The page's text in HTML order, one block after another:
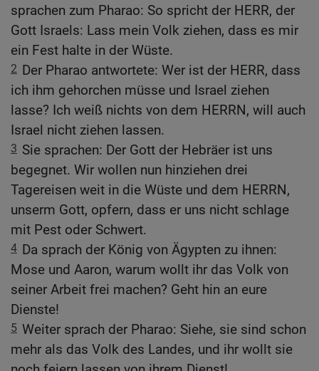
sprachen zum Pharao: So spricht der HERR, der
Gott Israels: Lass mein Volk ziehen, dass es mir
ein Fest halte in der Wüste.
2 Der Pharao antwortete: Wer ist der HERR, dass
ich ihm gehorchen müsse und Israel ziehen
lasse? Ich weiß nichts von dem HERRN, will auch
Israel nicht ziehen lassen.
3 Sie sprachen: Der Gott der Hebräer ist uns
begegnet. Wir wollen nun hinziehen drei
Tagereisen weit in die Wüste und dem HERRN,
unserm Gott, opfern, dass er uns nicht schlage
mit Pest oder Schwert.
4 Da sprach der König von Ägypten zu ihnen:
Mose und Aaron, warum wollt ihr das Volk von
seiner Arbeit frei machen? Geht hin an eure
Dienste!
5 Weiter sprach der Pharao: Siehe, sie sind schon
mehr als das Volk des Landes, und ihr wollt sie